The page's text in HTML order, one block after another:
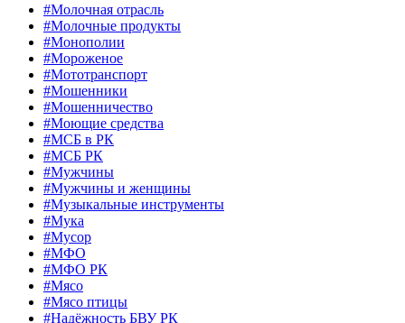
#Молочная отрасль
#Молочные продукты
#Монополии
#Мороженое
#Мототранспорт
#Мошенники
#Мошенничество
#Моющие средства
#МСБ в РК
#МСБ РК
#Мужчины
#Мужчины и женщины
#Музыкальные инструменты
#Мука
#Мусор
#МФО
#МФО РК
#Мясо
#Мясо птицы
#Надёжность БВУ РК